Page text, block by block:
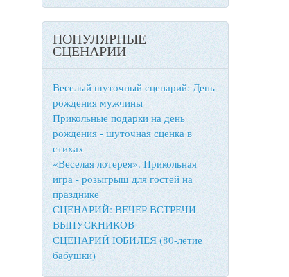
ПОПУЛЯРНЫЕ
СЦЕНАРИИ
Веселый шуточный сценарий: День
рождения мужчины
Прикольные подарки на день
рождения - шуточная сценка в
стихах
«Веселая лотерея». Прикольная
игра - розыгрыш для гостей на
празднике
СЦЕНАРИЙ: ВЕЧЕР ВСТРЕЧИ
ВЫПУСКНИКОВ
СЦЕНАРИЙ ЮБИЛЕЯ (80-летие
бабушки)